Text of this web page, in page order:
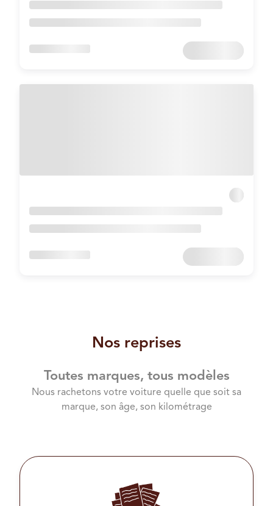
Nos reprises
Toutes marques, tous modèles
Nous rachetons votre voiture quelle que soit sa
marque, son âge, son kilométrage